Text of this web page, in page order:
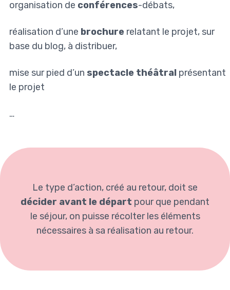
organisation de conférences-débats,
réalisation d’une brochure relatant le projet, sur
base du blog, à distribuer,
mise sur pied d’un spectacle théâtral présentant
le projet
…
Le type d’action, créé au retour, doit se
décider avant le départ pour que pendant
le séjour, on puisse récolter les éléments
nécessaires à sa réalisation au retour.